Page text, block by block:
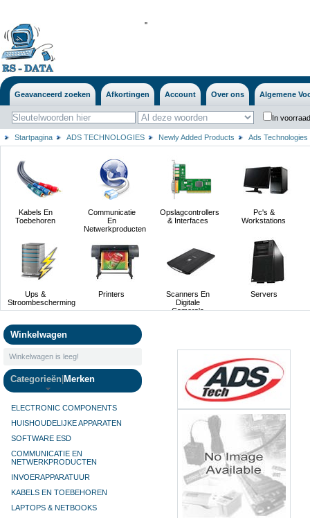
''
Geavanceerd zoeken Afkortingen Account Over ons Algemene
In
Startpagina ADS TECHNOLOGIES Newly Added Products Ads Technologies
Kabels En
Toebehoren
Communicatie
En
Netwerkproducten
Opslagcontrollers
& Interfaces
Pc's &
Workstations
Ups &
Stroombescherming
Printers
Scanners En
Digitale
Camera's
Servers
Winkelwagen
Winkelwagen is leeg!
Categorieën Merken
ELECTRONIC COMPONENTS
HUISHOUDELIJKE APPARATEN
SOFTWARE ESD
COMMUNICATIE EN
NETWERKPRODUCTEN
INVOERAPPARATUUR
KABELS EN TOEBEHOREN
LAPTOPS & NETBOOKS